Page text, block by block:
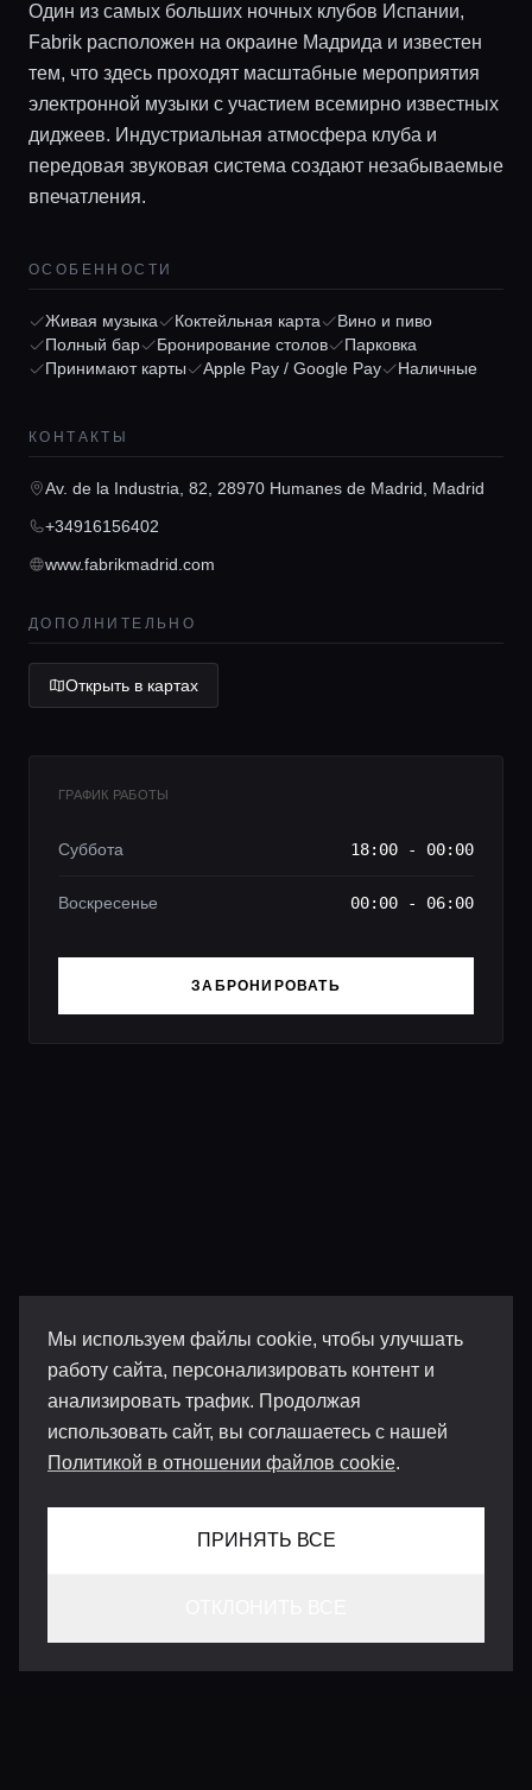
Мы используем файлы cookie, чтобы улучшать
работу сайта, персонализировать контент и
анализировать трафик. Продолжая
использовать сайт, вы соглашаетесь с нашей
Политикой в отношении файлов cookie.
ПРИНЯТЬ ВСЕ
Главная
Локации
Консьерж сервис
Lifestyle журнал
Один из самых больших ночных клубов Испании,
Fabrik расположен на окраине Мадрида и известен
тем, что здесь проходят масштабные мероприятия
электронной музыки с участием всемирно известных
диджеев. Индустриальная атмосфера клуба и
передовая звуковая система создают незабываемые
впечатления.
ОСОБЕННОСТИ
Живая музыка Коктейльная карта
Вино и пиво
Полный бар
Бронирование столов
Парковка
Принимают карты
Apple Pay / Google Pay Наличные
КОНТАКТЫ
Av. de la Industria, 82, 28970 Humanes de Madrid, Madrid
+34916156402
www.fabrikmadrid.com
ДОПОЛНИТЕЛЬНО
Открыть в картах
ГРАФИК РАБОТЫ
Суббота 18:00 - 00:00
Воскресенье 00:00 - 06:00
ЗАБРОНИРОВАТЬ